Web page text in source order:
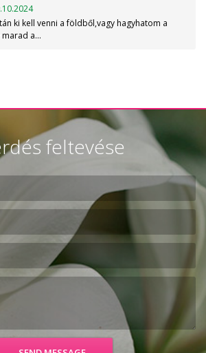
ki kell venni a földből,vagy hagyhatom a
marad a…
feltevése